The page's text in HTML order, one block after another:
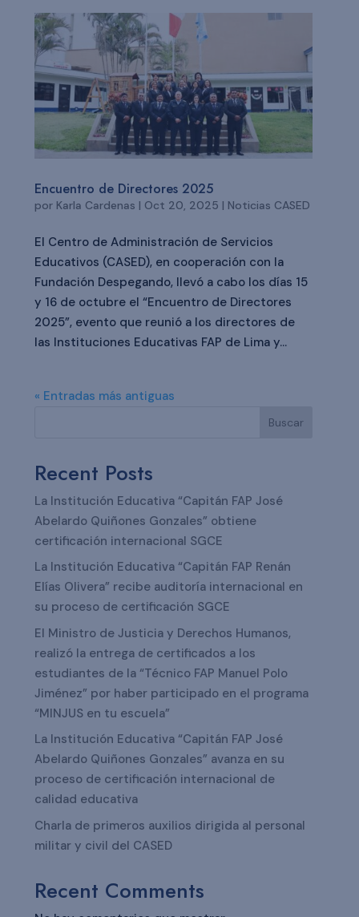
Encuentro de Directores 2025
por Karla Cardenas | Oct 20, 2025 | Noticias CASED
El Centro de Administración de Servicios
Educativos (CASED), en cooperación con la
Fundación Despegando, llevó a cabo los días 15
y 16 de octubre el “Encuentro de Directores
2025”, evento que reunió a los directores de
las Instituciones Educativas FAP de Lima y...
« Entradas más antiguas
Buscar
Recent Posts
La Institución Educativa “Capitán FAP José
Abelardo Quiñones Gonzales” obtiene
certificación internacional SGCE
La Institución Educativa “Capitán FAP Renán
Elías Olivera” recibe auditoría internacional en
su proceso de certificación SGCE
El Ministro de Justicia y Derechos Humanos,
realizó la entrega de certificados a los
estudiantes de la “Técnico FAP Manuel Polo
Jiménez” por haber participado en el programa
“MINJUS en tu escuela”
La Institución Educativa “Capitán FAP José
Abelardo Quiñones Gonzales” avanza en su
proceso de certificación internacional de
calidad educativa
Charla de primeros auxilios dirigida al personal
militar y civil del CASED
Recent Comments